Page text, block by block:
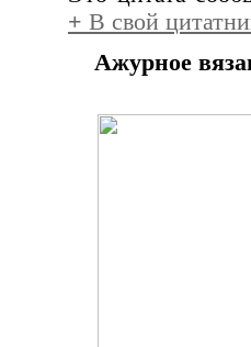
+ В свой
Ажурное